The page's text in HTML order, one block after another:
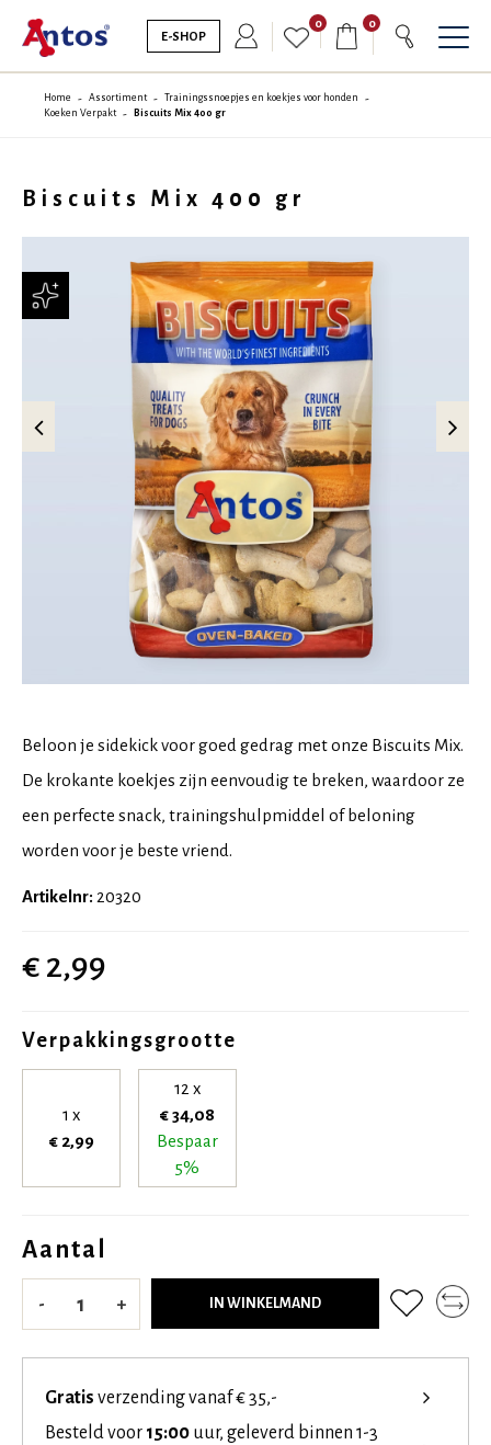
E-SHOP
0 0
Home Assortiment
Trainingssnoepjes en koekjes voor honden
Koeken Verpakt
Biscuits Mix 400 gr
Biscuits Mix 400 gr
Beloon je sidekick voor goed gedrag met onze Biscuits Mix.
De krokante koekjes zijn eenvoudig te breken, waardoor ze
een perfecte snack, trainingshulpmiddel of beloning
worden voor je beste vriend.
Artikelnr: 20320
€ 2,99
Verpakkingsgrootte
1 x
€ 2,99
12 x
€ 34,08
Bespaar
5%
Aantal
- + IN WINKELMAND
Gratis verzending vanaf € 35,-
Besteld voor 15:00 uur, geleverd binnen 1-3